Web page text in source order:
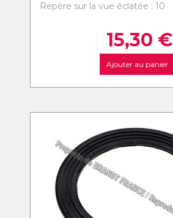
Repère sur la vue éclatée : 10
15,30 €
Ajouter au panier